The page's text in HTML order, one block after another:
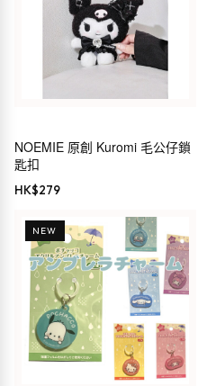
NOEMIE 原創 Kuromi 毛公仔鎖
匙扣
HK$279
NEW